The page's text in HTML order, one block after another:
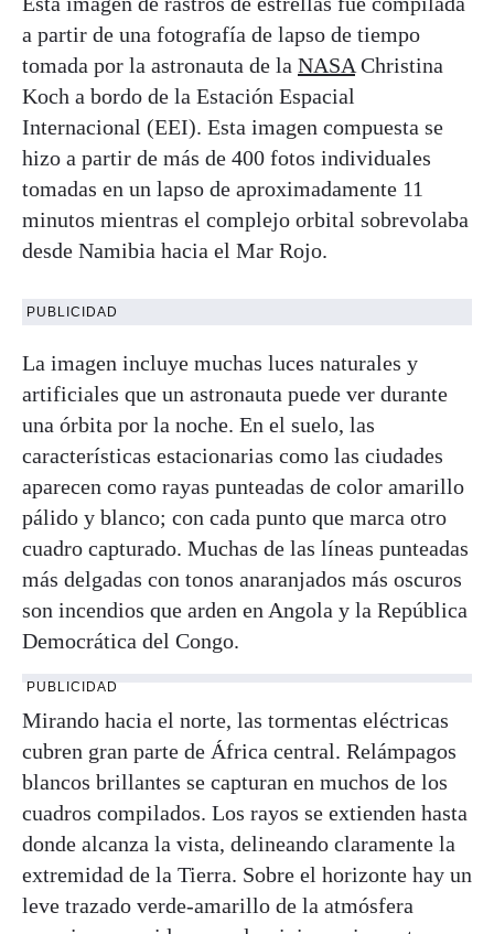
a partir de una fotografía de lapso de tiempo
tomada por la astronauta de la NASA Christina
Koch a bordo de la Estación Espacial
Internacional (EEI). Esta imagen compuesta se
hizo a partir de más de 400 fotos individuales
tomadas en un lapso de aproximadamente 11
minutos mientras el complejo orbital sobrevolaba
desde Namibia hacia el Mar Rojo.
PUBLICIDAD
La imagen incluye muchas luces naturales y
artificiales que un astronauta puede ver durante
una órbita por la noche. En el suelo, las
características estacionarias como las ciudades
aparecen como rayas punteadas de color amarillo
pálido y blanco; con cada punto que marca otro
cuadro capturado. Muchas de las líneas punteadas
más delgadas con tonos anaranjados más oscuros
son incendios que arden en Angola y la República
Democrática del Congo.
PUBLICIDAD
Mirando hacia el norte, las tormentas eléctricas
cubren gran parte de África central. Relámpagos
blancos brillantes se capturan en muchos de los
cuadros compilados. Los rayos se extienden hasta
donde alcanza la vista, delineando claramente la
extremidad de la Tierra. Sobre el horizonte hay un
leve trazado verde-amarillo de la atmósfera